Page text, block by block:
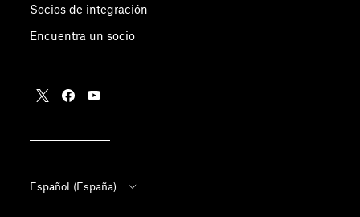
Socios de integración
Encuentra un socio
Español (España)